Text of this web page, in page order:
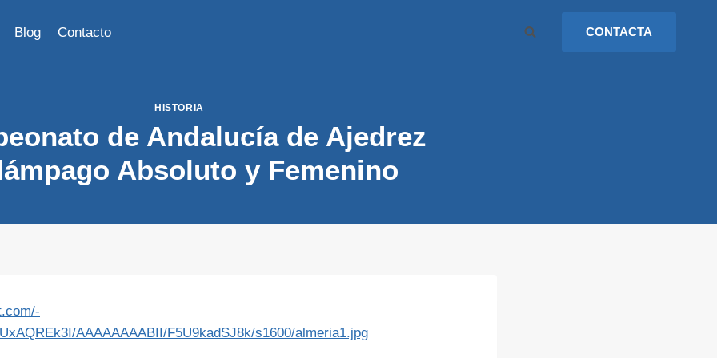
Blog Contacto CONTACTA
HISTORIA
de Andalucía de Ajedrez
Absoluto y Femenino
AAAAAAAABII/F5U9kadSJ8k/s1600/almeria1.jpg